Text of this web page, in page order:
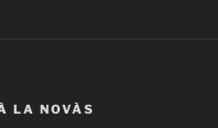
LA NOVÀS